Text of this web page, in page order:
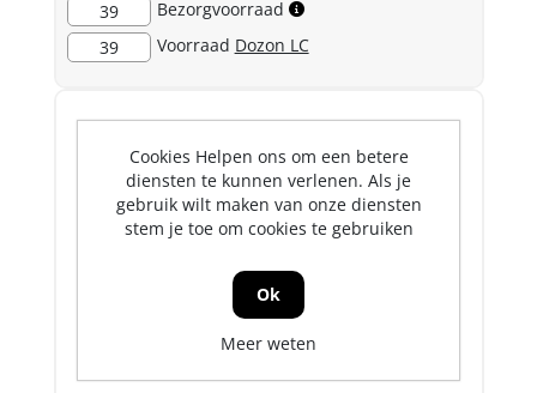
39
Bezorgvoorraad
39
Voorraad Dozon LC
Cookies Helpen ons om een betere
diensten te kunnen verlenen. Als je
gebruik wilt maken van onze diensten
stem je toe om cookies te gebruiken
Ok
Meer weten